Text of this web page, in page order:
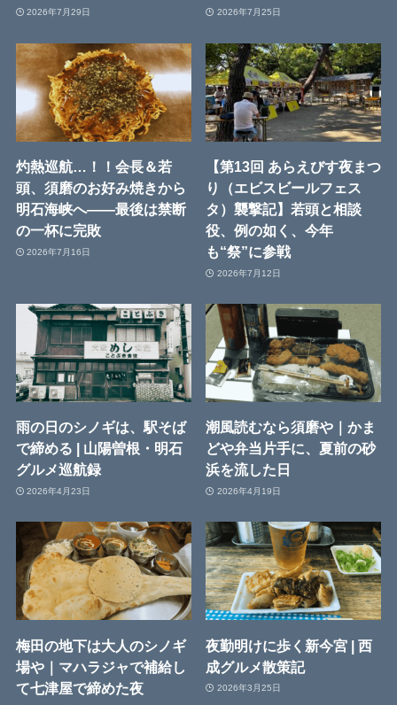
2026年7月29日 2026年7月25日
灼熱巡航…！！会長＆若
頭、須磨のお好み焼きから
明石海峡へ――最後は禁断
の一杯に完敗
2026年7月16日
【第13回 あらえびす夜まつ
り（エビスビールフェス
タ）襲撃記】若頭と相談
役、例の如く、今年
も“祭”に参戦
2026年7月12日
雨の日のシノギは、駅そば
で締める | 山陽曽根・明石
グルメ巡航録
2026年4月23日
潮風読むなら須磨や｜かま
どや弁当片手に、夏前の砂
浜を流した日
2026年4月19日
梅田の地下は大人のシノギ
場や｜マハラジャで補給し
て七津屋で締めた夜
夜勤明けに歩く新今宮 | 西
成グルメ散策記
2026年3月25日